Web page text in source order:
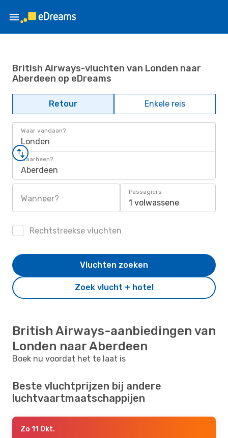
British Airways-vluchten van Londen naar
Aberdeen op eDreams
Retour Enkele reis
Waar vandaan?
Londen
Waarheen?
Aberdeen
Wanneer?
Passagiers
1 volwassene
Rechtstreekse vluchten
Zoek vlucht + hotel
Vluchten zoeken
British Airways-aanbiedingen van
Londen naar Aberdeen
Boek nu voordat het te laat is
Beste vluchtprijzen bij andere
luchtvaartmaatschappijen
Zo 11 Okt.